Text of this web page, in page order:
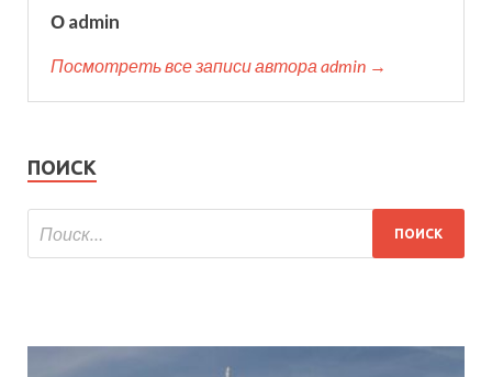
О admin
Посмотреть все записи автора admin →
ПОИСК